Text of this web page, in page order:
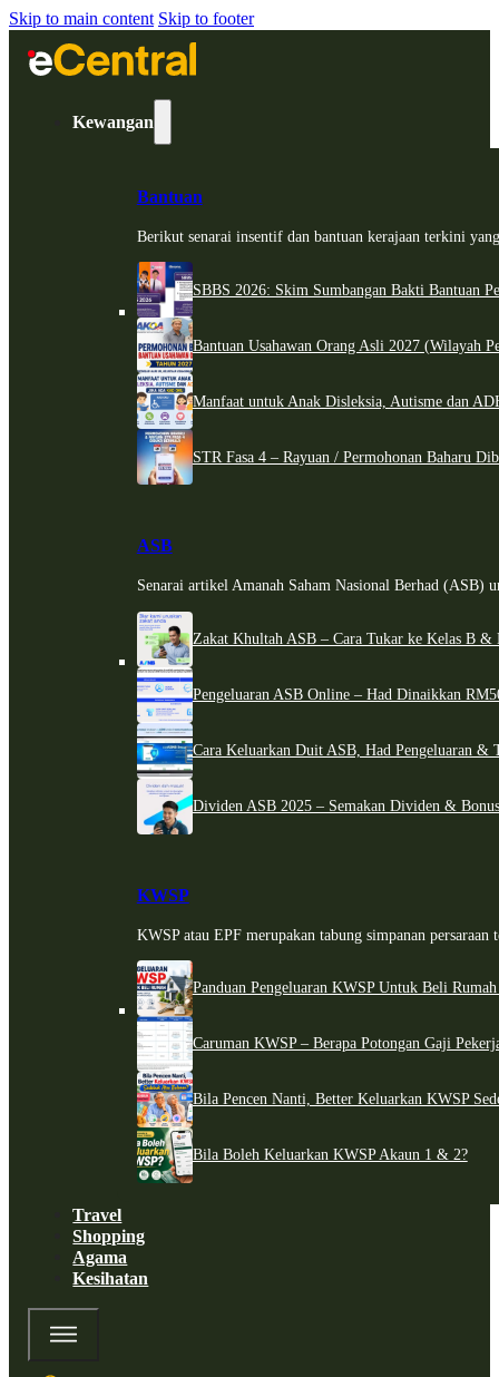
Skip to main content Skip to footer
Kewangan
Bantuan
Berikut senarai insentif dan bantuan kerajaan terkini
SBBS 2026: Skim Sumbangan Bakti Bantuan
Bantuan Usahawan Orang Asli 2027 (Wilayah
Manfaat untuk Anak Disleksia, Autisme dan
STR Fasa 4 – Rayuan / Permohonan Baharu
ASB
Senarai artikel Amanah Saham Nasional Berhad (ASB)
Zakat Khultah ASB – Cara Tukar ke Kelas B &
Pengeluaran ASB Online – Had Dinaikkan
Cara Keluarkan Duit ASB, Had Pengeluaran &
Dividen ASB 2025 – Semakan Dividen &
KWSP
KWSP atau EPF merupakan tabung simpanan persaraan
Panduan Pengeluaran KWSP Untuk Beli
Caruman KWSP – Berapa Potongan Gaji
Bila Pencen Nanti, Better Keluarkan KWSP
Bila Boleh Keluarkan KWSP Akaun 1 & 2?
Travel
Shopping
Agama
Kesihatan